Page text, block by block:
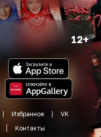
12+
Избранное
VK
Контакты